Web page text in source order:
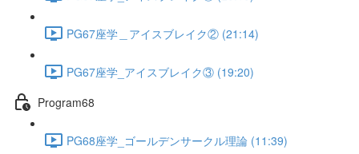
PG67座学＿アイスブレイク② (21:14)
PG67座学_アイスブレイク③ (19:20)
Program68
PG68座学_ゴールデンサークル理論 (11:39)